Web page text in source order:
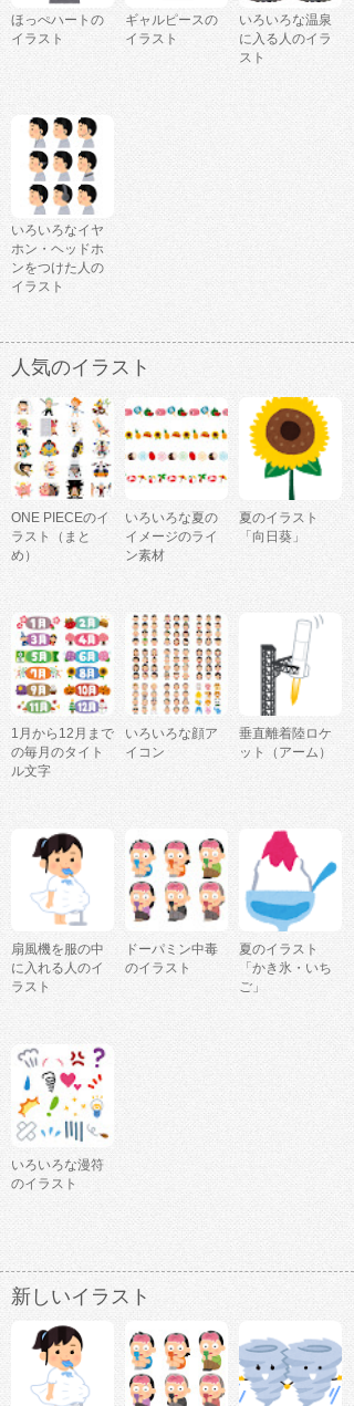
ほっぺハートの
イラスト
ギャルピースの
イラスト
いろいろな温泉
に入る人のイラ
スト
いろいろなイヤ
ホン・ヘッドホ
ンをつけた人の
イラスト
人気のイラスト
ONE PIECEのイ
ラスト（まと
め）
いろいろな夏の
イメージのライ
ン素材
夏のイラスト
「向日葵」
1月から12月まで
の毎月のタイト
ル文字
いろいろな顔ア
イコン
垂直離着陸ロケ
ット（アーム）
扇風機を服の中
に入れる人のイ
ラスト
ドーパミン中毒
のイラスト
夏のイラスト
「かき氷・いち
ご」
いろいろな漫符
のイラスト
新しいイラスト